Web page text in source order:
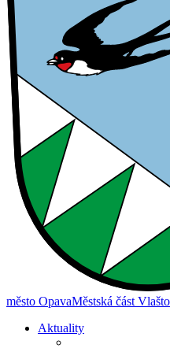
město OpavaMěstská část
Aktuality